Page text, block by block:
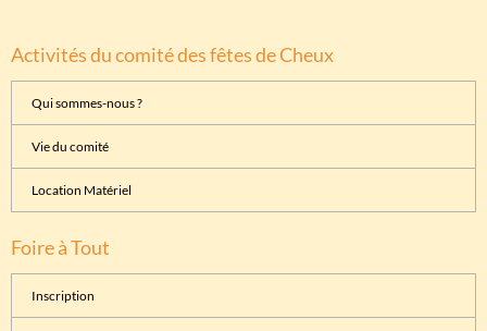
Activités du comité des fêtes de Cheux
Qui sommes-nous ?
Vie du comité
Location Matériel
Foire à Tout
Inscription